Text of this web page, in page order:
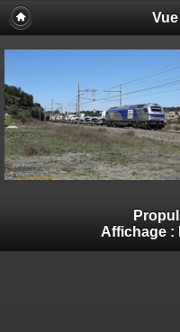
Affichage :